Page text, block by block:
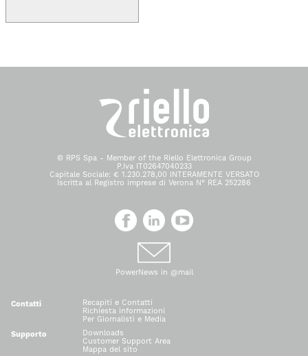
© RPS Spa - Member of the Riello Elettronica Group
P.Iva IT02647040233
Capitale Sociale: € 1.230.278,00 INTERAMENTE VERSATO
Iscritta al Registro imprese di Verona N° REA 252286
PowerNews in @mail
Contatti
Recapiti e Contatti
Richiesta informazioni
Per Giornalisti e Media
Supporto
Downloads
Customer Support Area
Mappa del sito